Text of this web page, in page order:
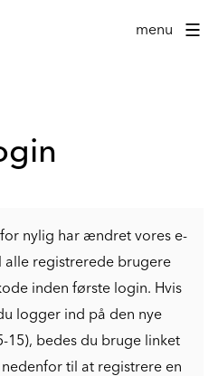
menu
nylig har ændret vores e-
alle registrerede brugere
inden første login. Hvis
logger ind på den nye
15), bedes du bruge linket
nedenfor til at registrere en